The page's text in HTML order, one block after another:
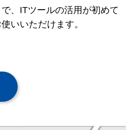
、ITツールの活用が初めて
いいただけます。